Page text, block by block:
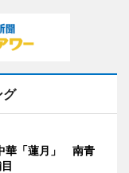
グ
華「蓮月」 南青